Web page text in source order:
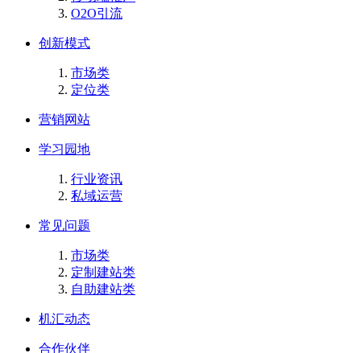
O2O引流
创新模式
市场类
定位类
营销网站
学习园地
行业资讯
私域运营
常见问题
市场类
定制建站类
自助建站类
机汇动态
合作伙伴